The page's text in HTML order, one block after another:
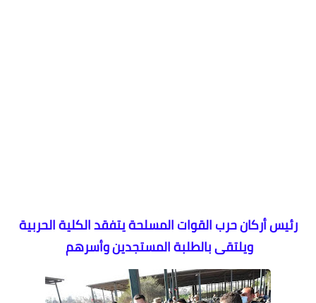
رئيس أركان حرب القوات المسلحة يتفقد الكلية الحربية
ويلتقى بالطلبة المستجدين وأسرهم